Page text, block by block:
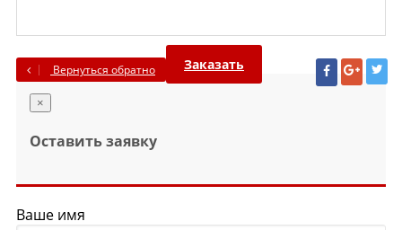
Вернуться обратно Заказать
×
Оставить заявку
Ваше имя